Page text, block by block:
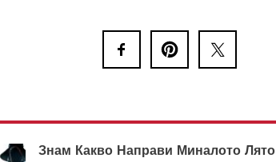
Знам Какво Направи Миналото Лято